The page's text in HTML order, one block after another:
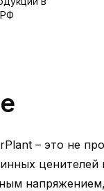
– это не